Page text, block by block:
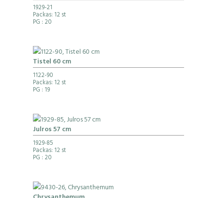
1929-21
Packas: 12 st
PG : 20
Tistel 60 cm
1122-90
Packas: 12 st
PG : 19
Julros 57 cm
1929-85
Packas: 12 st
PG : 20